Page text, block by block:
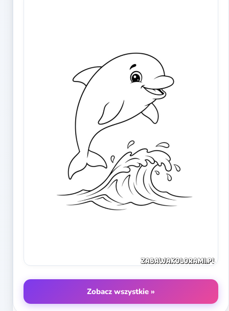
Zobacz wszystkie »